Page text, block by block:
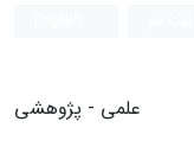
علمی - پژوهشی